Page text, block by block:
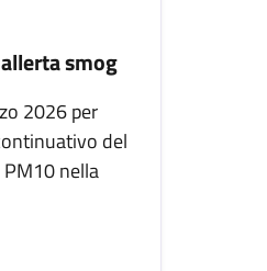
smog
2026 per
del
nella